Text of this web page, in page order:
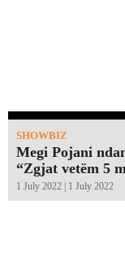
SHOWBIZ
Megi Pojani
“Zgjat vetëm 5
1 July 2022 | 1 July 2022